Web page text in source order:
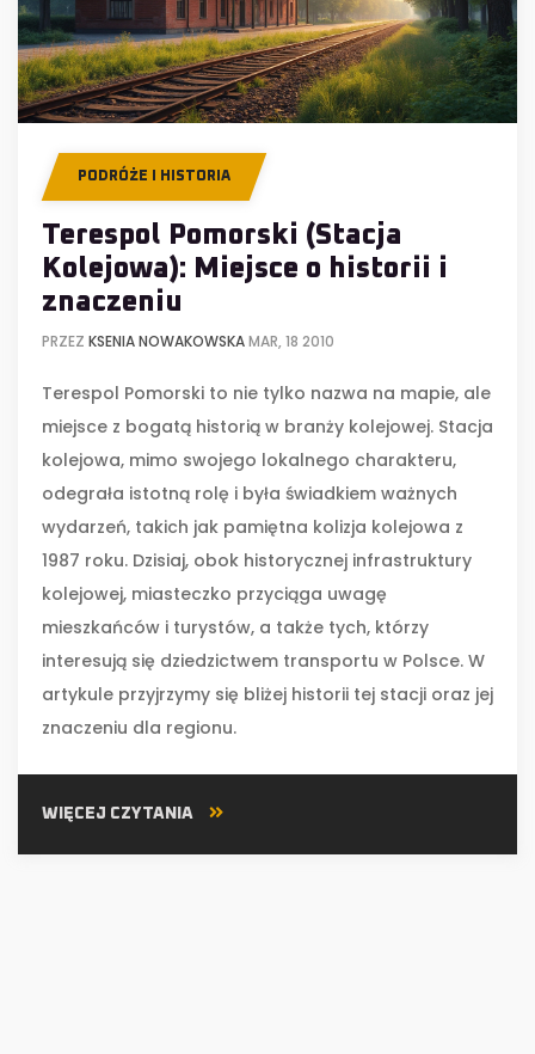
PODRÓŻE I HISTORIA
Terespol Pomorski (Stacja
Kolejowa): Miejsce o historii i
znaczeniu
PRZEZ KSENIA NOWAKOWSKAMAR, 18 2010
Terespol Pomorski to nie tylko nazwa na mapie, ale
miejsce z bogatą historią w branży kolejowej. Stacja
kolejowa, mimo swojego lokalnego charakteru,
odegrała istotną rolę i była świadkiem ważnych
wydarzeń, takich jak pamiętna kolizja kolejowa z
1987 roku. Dzisiaj, obok historycznej infrastruktury
kolejowej, miasteczko przyciąga uwagę
mieszkańców i turystów, a także tych, którzy
interesują się dziedzictwem transportu w Polsce. W
artykule przyjrzymy się bliżej historii tej stacji oraz jej
znaczeniu dla regionu.
WIĘCEJ CZYTANIA